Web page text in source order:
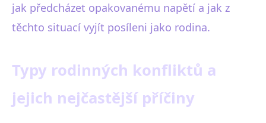
jak předcházet opakovanému napětí a jak z
těchto situací vyjít posíleni jako rodina.
Typy rodinných konfliktů a
jejich nejčastější příčiny